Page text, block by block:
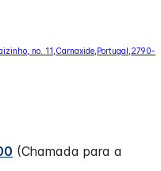
(Chamada para a